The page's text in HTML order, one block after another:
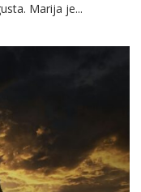
Magdalena
Blaga
Marija je...